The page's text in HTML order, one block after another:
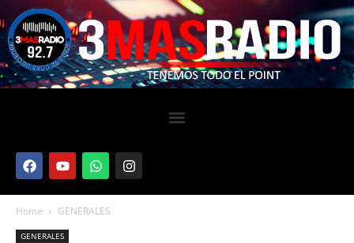
Home GENERALES
GENERALES